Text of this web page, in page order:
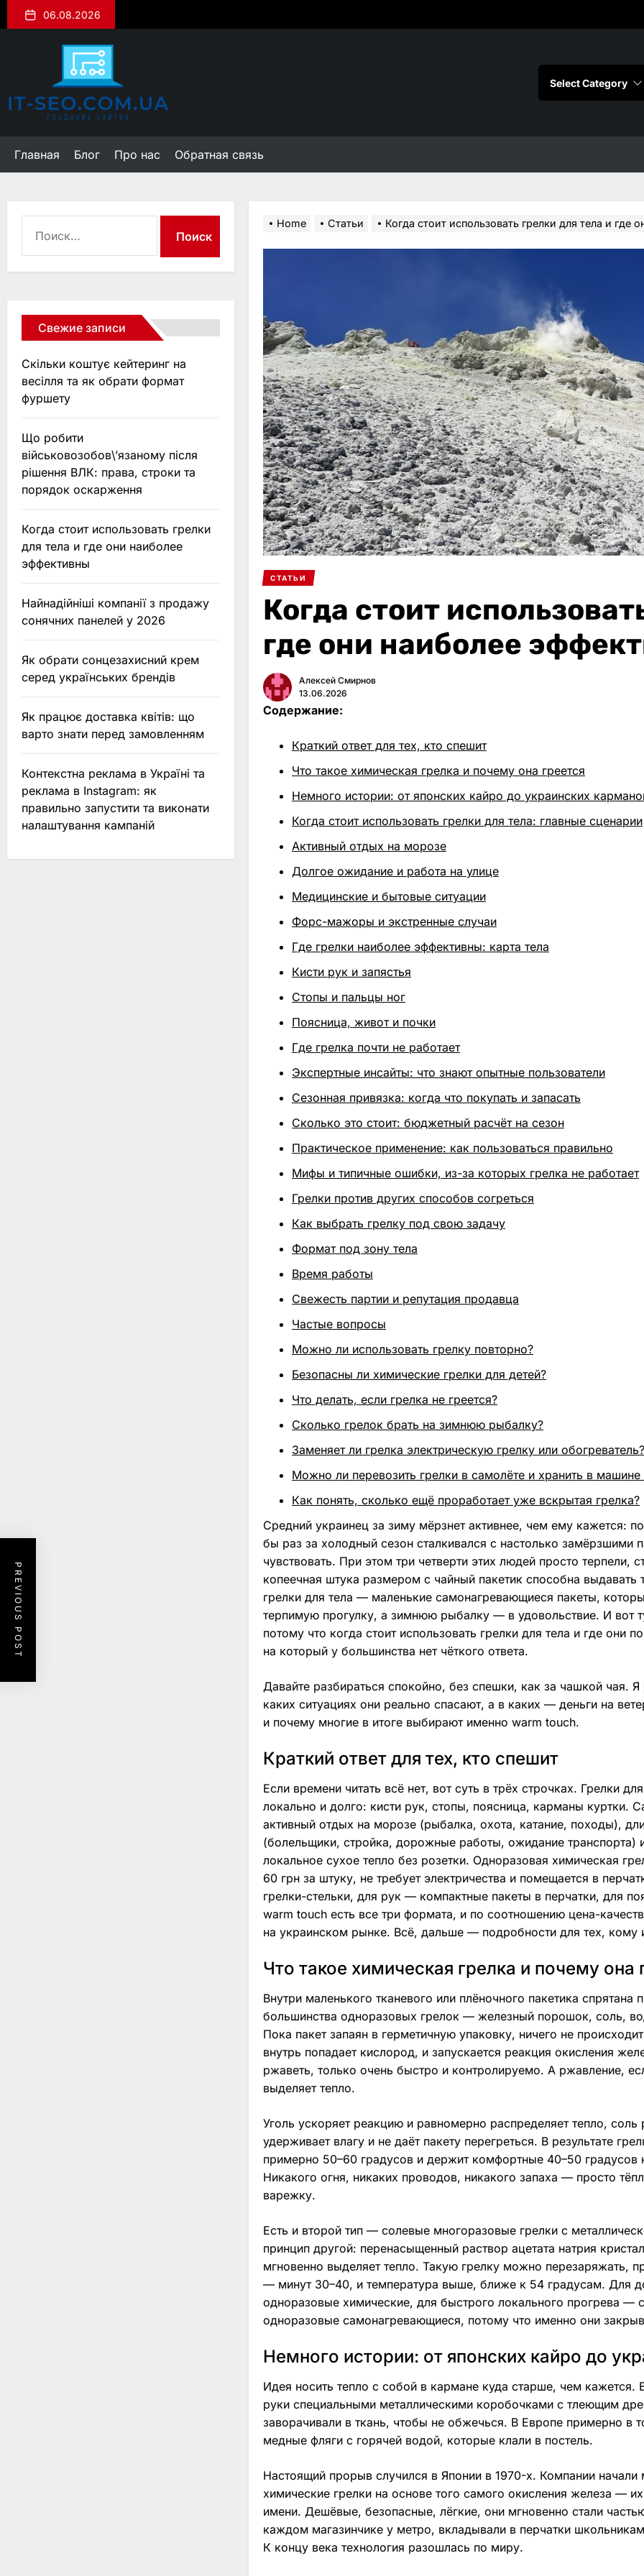
to
06.08.2026
Главная Блог Про нас Обратная связь
Home Статьи Когда стоит использовать грелки для тела и где
СТАТЬИ
Когда стоит
где они наиболее
Алексей Смирнов
13.06.2026
Содержание:
Краткий ответ для тех, кто спешит
Что такое химическая грелка и почему она греется
Немного истории: от японских кайро до украинских
Когда стоит использовать грелки для тела: главные сценарии
Активный отдых на морозе
Долгое ожидание и работа на улице
Медицинские и бытовые ситуации
Форс-мажоры и экстренные случаи
Где грелки наиболее эффективны: карта тела
Кисти рук и запястья
Стопы и пальцы ног
Поясница, живот и почки
Где грелка почти не работает
Экспертные инсайты: что знают опытные пользователи
Сезонная привязка: когда что покупать и запасать
Сколько это стоит: бюджетный расчёт на сезон
Практическое применение: как пользоваться правильно
Мифы и типичные ошибки, из-за которых грелка не работает
Грелки против других способов согреться
Как выбрать грелку под свою задачу
Формат под зону тела
Время работы
Свежесть партии и репутация продавца
Частые вопросы
Можно ли использовать грелку повторно?
Безопасны ли химические грелки для детей?
Что делать, если грелка не греется?
Сколько грелок брать на зимнюю рыбалку?
Заменяет ли грелка электрическую грелку или обогреватель?
Можно ли перевозить грелки в самолёте и хранить в машине
Как понять, сколько ещё проработает уже вскрытая грелка?
Средний украинец за зиму мёрзнет активнее, чем ему кажется:
бы раз за холодный сезон сталкивался с настолько замёрзшими
чувствовать. При этом три четверти этих людей просто терпели,
копеечная штука размером с чайный пакетик способна
грелки для тела — маленькие самонагревающиеся пакеты,
терпимую прогулку, а зимнюю рыбалку — в удовольствие. И вот
потому что когда стоит использовать грелки для тела и где
на который у большинства нет чёткого ответа.
Давайте разбираться спокойно, без спешки, как за чашкой чая.
каких ситуациях они реально спасают, а в каких — деньги на
и почему многие в итоге выбирают именно warm touch.
Краткий ответ для тех, кто спешит
Если времени читать всё нет, вот суть в трёх строчках. Грелки
локально и долго: кисти рук, стопы, поясница, карманы куртки.
активный отдых на морозе (рыбалка, охота, катание, походы),
(болельщики, стройка, дорожные работы, ожидание транспорта)
локальное сухое тепло без розетки. Одноразовая химическая
60 грн за штуку, не требует электричества и помещается в
грелки-стельки, для рук — компактные пакеты в перчатки, для
warm touch есть все три формата, и по соотношению цена-
на украинском рынке. Всё, дальше — подробности для тех, кому
Что такое химическая грелка и почему она
Внутри маленького тканевого или плёночного пакетика
большинства одноразовых грелок — железный порошок, соль,
Пока пакет запаян в герметичную упаковку, ничего не
внутрь попадает кислород, и запускается реакция окисления
ржаветь, только очень быстро и контролируемо. А ржавление,
выделяет тепло.
Уголь ускоряет реакцию и равномерно распределяет тепло, соль
удерживает влагу и не даёт пакету перегреться. В результате
примерно 50–60 градусов и держит комфортные 40–50 градусов
Никакого огня, никаких проводов, никакого запаха — просто
варежку.
Есть и второй тип — солевые многоразовые грелки с
принцип другой: перенасыщенный раствор ацетата натрия
мгновенно выделяет тепло. Такую грелку можно перезаряжать,
— минут 30–40, и температура выше, ближе к 54 градусам. Для
одноразовые химические, для быстрого локального прогрева —
одноразовые самонагревающиеся, потому что именно они
Немного истории: от японских кайро до
Идея носить тепло с собой в кармане куда старше, чем кажется.
руки специальными металлическими коробочками с тлеющим
заворачивали в ткань, чтобы не обжечься. В Европе примерно
медные фляги с горячей водой, которые клали в постель.
Настоящий прорыв случился в Японии в 1970-х. Компании
химические грелки на основе того самого окисления железа —
имени. Дешёвые, безопасные, лёгкие, они мгновенно стали
каждом магазинчике у метро, вкладывали в перчатки
К концу века технология разошлась по миру.
PREVIOUS POST
Свежие записи
Скільки коштує кейтеринг на
весілля та як обрати формат
фуршету
Що робити
військовозобов\’язаному після
рішення ВЛК: права, строки та
порядок оскарження
Когда стоит использовать грелки
для тела и где они наиболее
эффективны
Найнадійніші компанії з продажу
сонячних панелей у 2026
Як обрати сонцезахисний крем
серед українських брендів
Як працює доставка квітів: що
варто знати перед замовленням
Контекстна реклама в Україні та
реклама в Instagram: як
правильно запустити та виконати
налаштування кампаній